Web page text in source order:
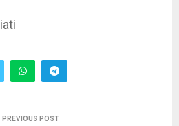
PREVIOUS POST